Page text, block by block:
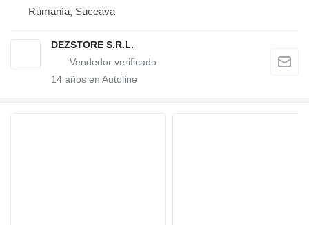
Rumanía, Suceava
DEZSTORE S.R.L.
14 años en Autoline